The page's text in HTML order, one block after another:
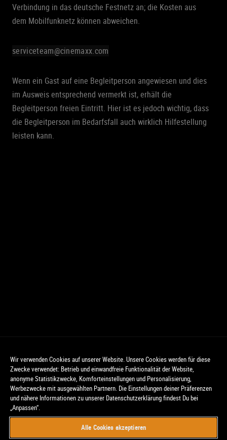
Verbindung in das deutsche Festnetz an; die Kosten aus
dem Mobilfunknetz können abweichen.
serviceteam@cinemaxx.com
Wenn ein Gast auf eine Begleitperson angewiesen und dies
im Ausweis entsprechend vermerkt ist, erhält die
Begleitperson freien Eintritt. Hier ist es jedoch wichtig, dass
die Begleitperson im Bedarfsfall auch wirklich Hilfestellung
leisten kann.
© CinemaxX. Alle Rechte vorbehalten.
Wir verwenden Cookies auf unserer Website. Unsere Cookies werden für diese
Zwecke verwendet: Betrieb und einwandfreie Funktionalität der Website,
anonyme Statistikzwecke, Komforteinstellungen und Personalisierung,
Werbezwecke mit ausgewählten Partnern. Die Einstellungen deiner Präferenzen
und nähere Informationen zu unserer Datenschutzerklärung findest Du bei
„Anpassen“.
Alle Cookies akzeptieren